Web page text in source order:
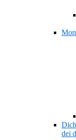
dei